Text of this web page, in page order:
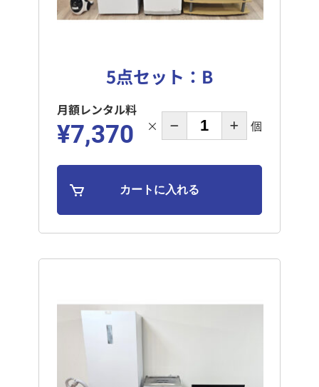
5点セット：B
月額レンタル料
¥7,370 × 個